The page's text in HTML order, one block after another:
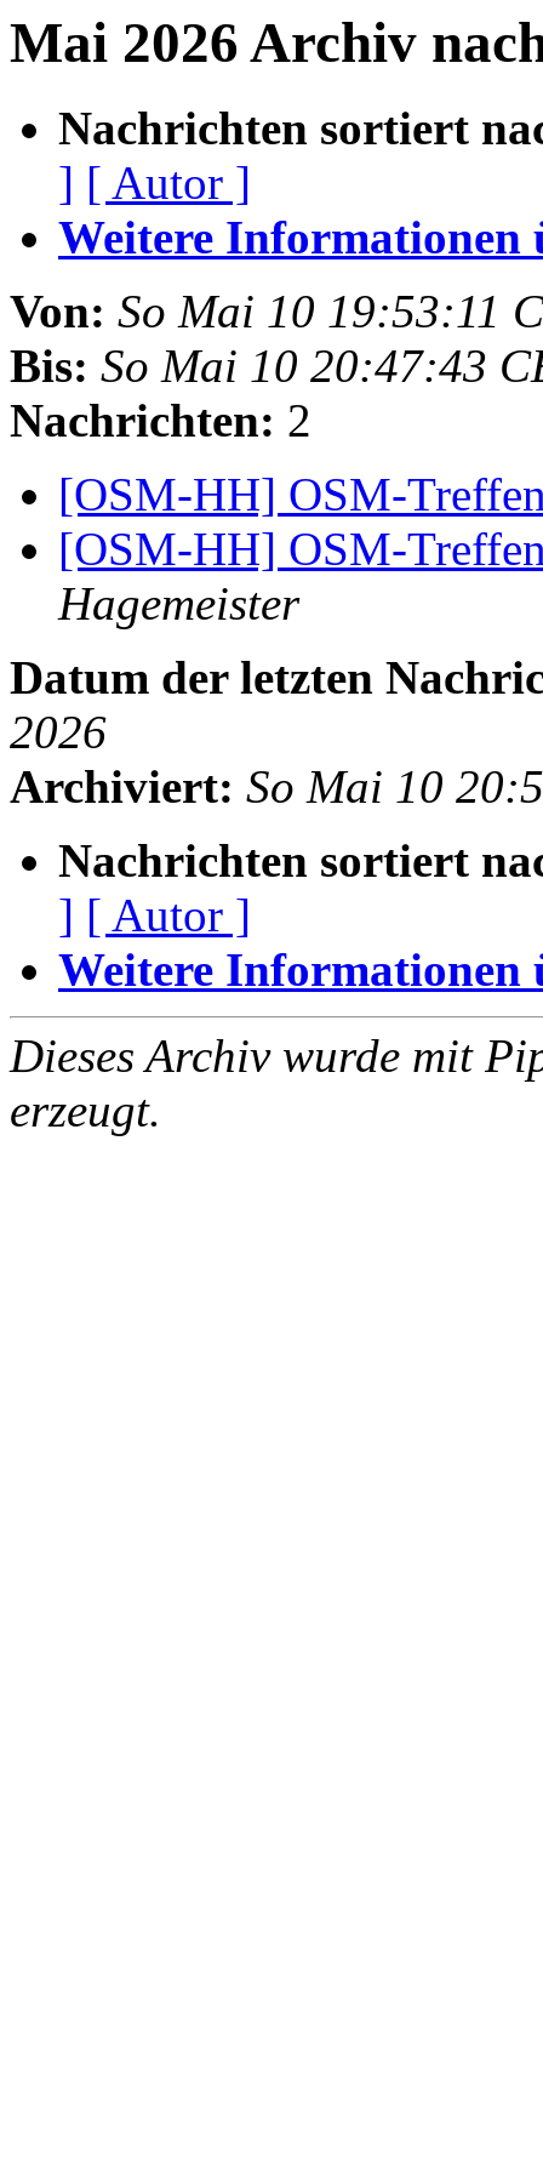
Mai 2026 Archiv
Nachrichten sortiert
] [ Autor ]
Weitere Informationen
Von: So Mai 10 19:53:11
Bis: So Mai 10 20:47:43
Nachrichten: 2
[OSM-HH] OSM-
[OSM-HH] OSM-
Hagemeister
Datum der letzten
2026
Archiviert: So Mai 10
Nachrichten sortiert
] [ Autor ]
Weitere Informationen
Dieses Archiv wurde mit
erzeugt.